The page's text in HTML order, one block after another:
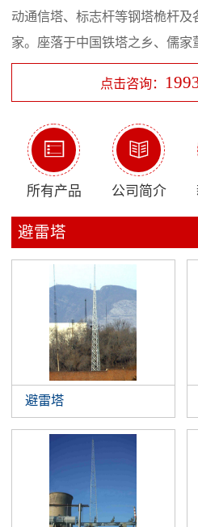
动通信塔、标志杆等钢塔桅杆及
家。座落于中国铁塔之乡、儒家
点击咨询：

所有产品

公司简介
避雷塔
避雷塔